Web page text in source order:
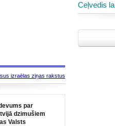
izraēlas ziņas rakstus
par
dzimušiem
Valsts
Ceļvedis